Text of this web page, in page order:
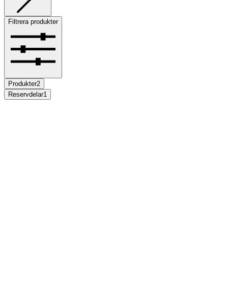
Filtrera produkter
Produkter2
Reservdelar1